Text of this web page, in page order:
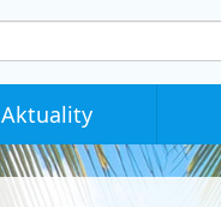
Aktuality